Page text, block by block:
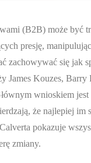
(B2B) może być
presję,
zachowywać się jak
James Kouzes,
wnioskiem
że najlepiej
pokazuje
zmiany.